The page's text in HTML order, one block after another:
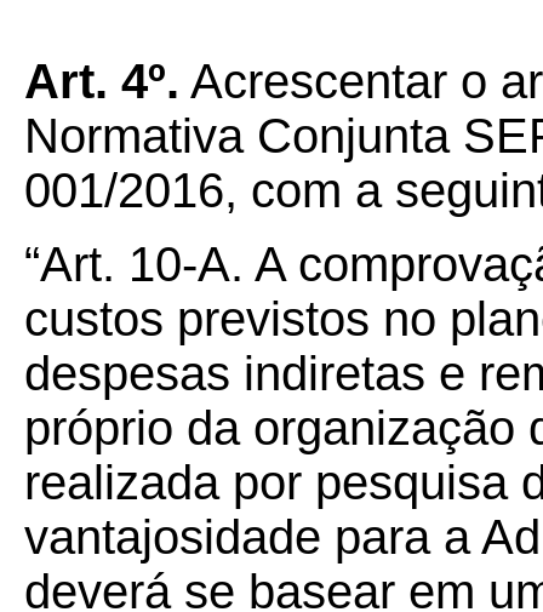
Art. 4º. Acrescentar o
Normativa Conjunta
001/2016, com a
“Art. 10-A. A
custos previstos no
despesas indiretas e
próprio da organização
realizada por pesquisa
vantajosidade para a
deverá se basear em